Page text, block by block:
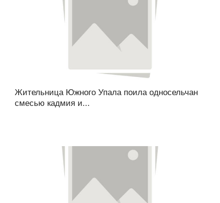
Жительница Южного Упала поила односельчан
смесью кадмия и...